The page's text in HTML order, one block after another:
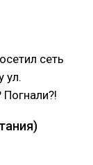
сеть
ул.
Погнали?!